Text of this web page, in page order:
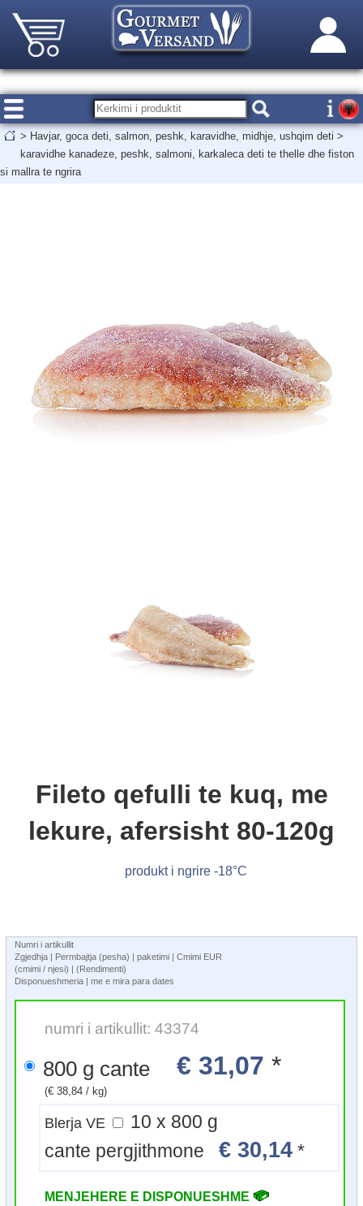
> Havjar, goca deti, salmon, peshk, karavidhe, midhje, ushqim deti >
karavidhe kanadeze, peshk, salmoni, karkaleca deti te thelle dhe fiston
si mallra te ngrira
Fileto qefulli te kuq, me
lekure, afersisht 80-120g
produkt i ngrire -18°C
Numri i artikullit
Zgjedhja | Permbajtja (pesha) | paketimi | Cmimi EUR
(cmimi / njesi) | (Rendimenti)
Disponueshmeria | me e mira para dates
numri i artikullit: 43374
800 g cante € 31,07 *
(€ 38,84 / kg)
Blerja VE
10 x 800 g
cante pergjithmone€ 30,14 *
MENJEHERE E DISPONUESHME